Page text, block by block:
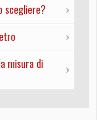
scegliere?
misura di